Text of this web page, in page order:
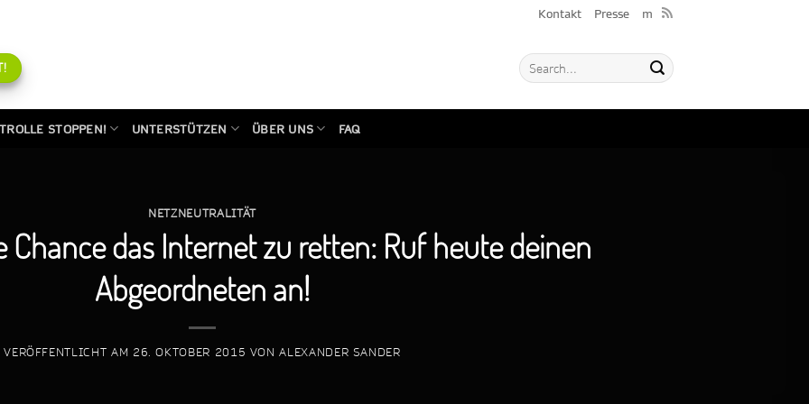
Kontakt Presse m
STOPPEN! UNTERSTÜTZEN ÜBER UNS FAQ
NETZNEUTRALITÄT
Chance das Internet zu retten: Ruf heute deinen
Abgeordneten an!
VERÖFFENTLICHT AM 26. OKTOBER 2015 VONALEXANDER SANDER